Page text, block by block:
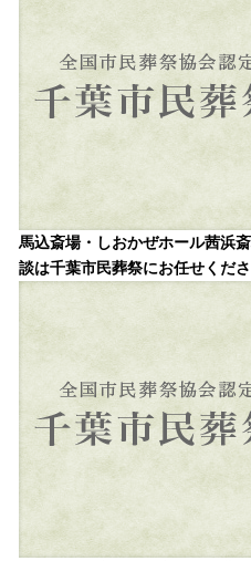
馬込斎場・しおかぜホール茜浜
談は千葉市民葬祭にお任せくだ